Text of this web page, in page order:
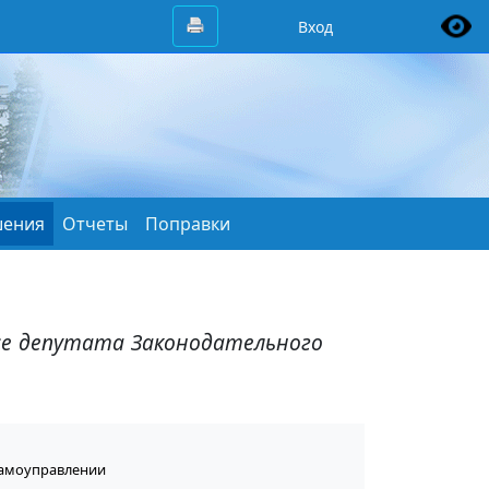
Вход
Отчеты Поправки
депутата Законодательного